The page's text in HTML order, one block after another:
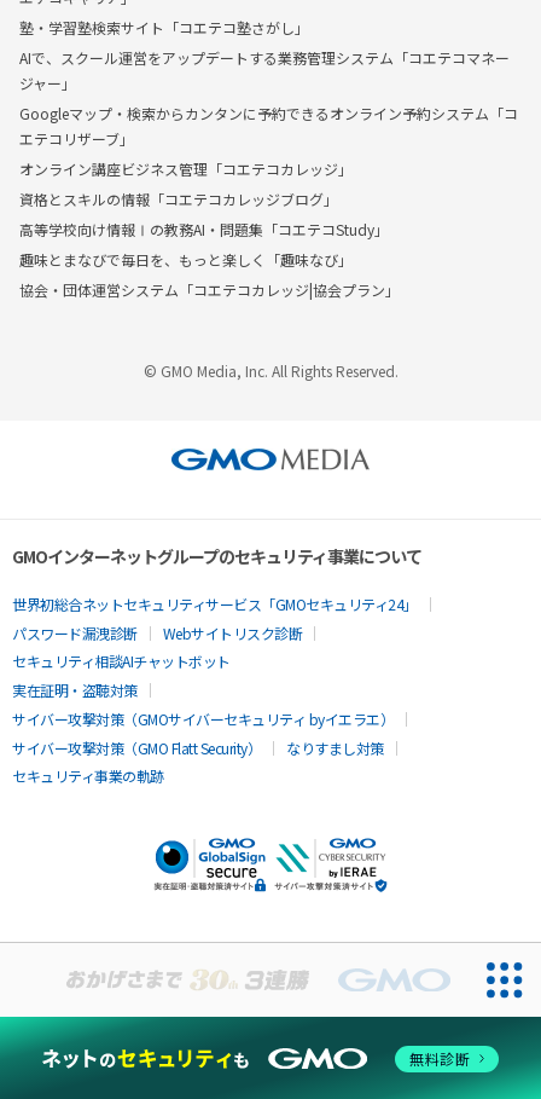
塾・学習塾検索サイト「コエテコ塾さがし」
AIで、スクール運営をアップデートする業務管理システム「コエテコマネー
ジャー」
Googleマップ・検索からカンタンに予約できるオンライン予約システム「コ
エテコリザーブ」
オンライン講座ビジネス管理「コエテコカレッジ」
資格とスキルの情報「コエテコカレッジブログ」
高等学校向け情報Ⅰの教務AI・問題集「コエテコStudy」
趣味とまなびで毎日を、もっと楽しく「趣味なび」
協会・団体運営システム「コエテコカレッジ|協会プラン」
© GMO Media, Inc. All Rights Reserved.
GMOインターネットグループのセキュリティ事業について
世界初総合ネットセキュリティサービス「GMOセキュリティ24」
パスワード漏洩診断
Webサイトリスク診断
セキュリティ相談AIチャットボット
実在証明・盗聴対策
サイバー攻撃対策（GMOサイバーセキュリティ byイエラエ）
サイバー攻撃対策（GMO Flatt Security）
なりすまし対策
セキュリティ事業の軌跡
無料診断